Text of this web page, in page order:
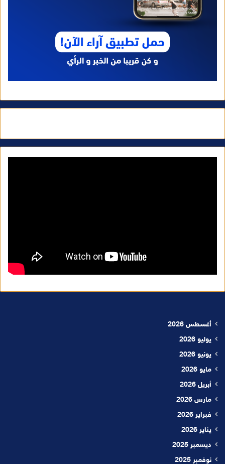
أغسطس 2026
يوليو 2026
يونيو 2026
مايو 2026
أبريل 2026
مارس 2026
فبراير 2026
يناير 2026
ديسمبر 2025
نوفمبر 2025